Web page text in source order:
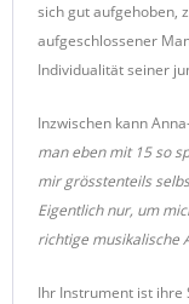
sich gut aufgehoben,
aufgeschlossener
Individualität seiner
Inzwischen kann
man eben mit 15 so
mir grösstenteils
Eigentlich nur, um
richtige musikalische
Ihr Instrument ist ihre